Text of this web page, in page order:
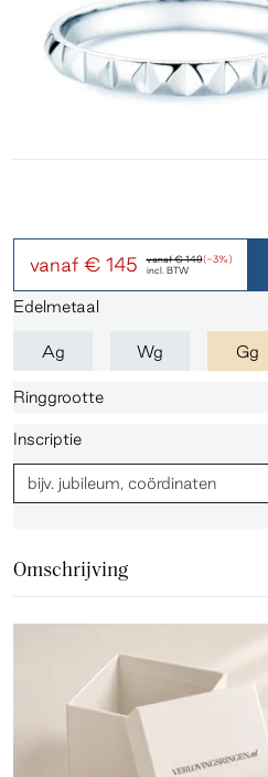
vanaf€ 149(-3%)
vanaf € 145 incl. BTW
Edelmetaal
Ag Wg Gg
Ringgrootte
Inscriptie
Omschrijving